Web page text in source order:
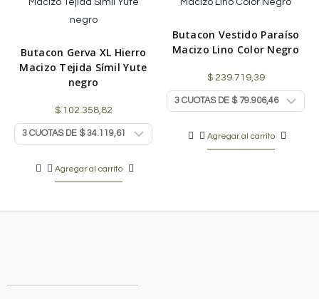
Butacon Gerva XL Hierro
Macizo Tejida Símil Yute
negro
$102.358,82
Agregar al carrito
Butacon Vestido Paraíso
Macizo Lino Color Negro
$239.719,39
Agregar al carrito